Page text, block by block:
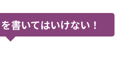
書いてはいけない！